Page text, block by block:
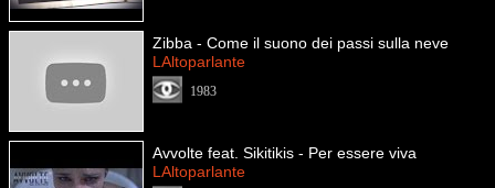
Zibba - Come il suono dei passi sulla neve
LAltoparlante
1983
Avvolte feat. Sikitikis - Per essere viva
LAltoparlante